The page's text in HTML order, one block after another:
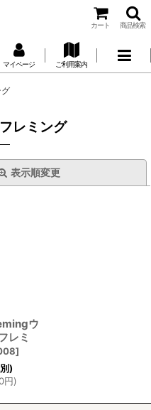
カート 商品検索
マイページ ご利用案内
レミング
表示順変更
ウ
レミ
]
)
円)